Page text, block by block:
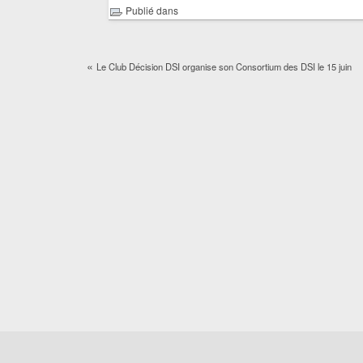
Publié dans
« Le Club Décision DSI organise son Consortium des DSI le 15 juin